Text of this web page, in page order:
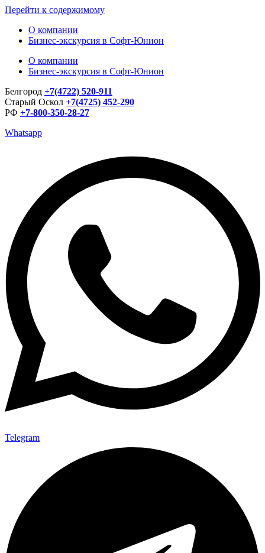
Перейти к содержимому
О компании
Бизнес-экскурсия в Софт-Юнион
О компании
Бизнес-экскурсия в Софт-Юнион
Белгород +7(4722) 520-911
Старый Оскол +7(4725) 452-290
РФ +7-800-350-28-27
Whatsapp
Telegram